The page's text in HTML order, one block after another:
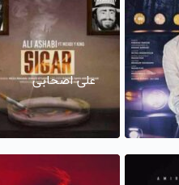
علی اصحابی